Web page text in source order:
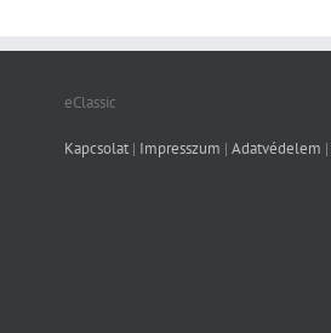
eClassic
Kapcsolat| Impresszum | Adatvédelem |